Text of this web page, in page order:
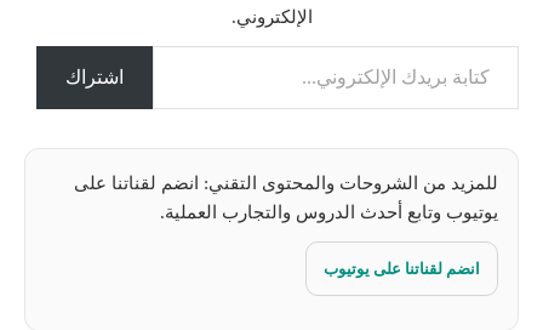
ي
ل
الإلكتروني.
كتابة بريدك الإلكتروني...
اشتراك
للمزيد من الشروحات والمحتوى التقني: انضم لقناتنا على
يوتيوب وتابع أحدث الدروس والتجارب العملية.
انضم لقناتنا على يوتيوب